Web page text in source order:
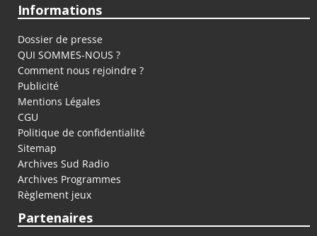
Informations
Dossier de presse
QUI SOMMES-NOUS ?
Comment nous rejoindre ?
Publicité
Mentions Légales
CGU
Politique de confidentialité
Sitemap
Archives Sud Radio
Archives Programmes
Règlement jeux
Partenaires